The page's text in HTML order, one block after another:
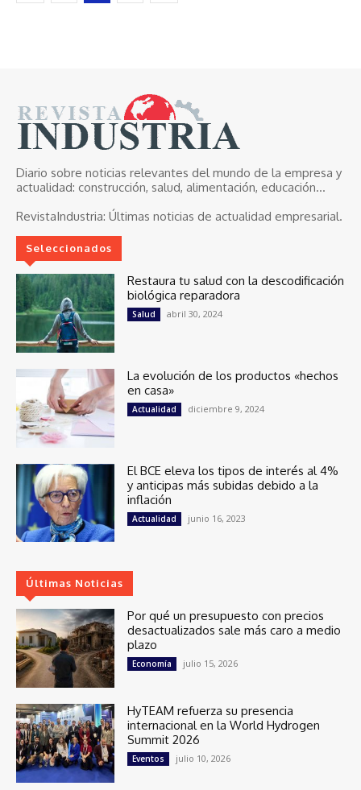
Diario sobre noticias relevantes del mundo de la empresa y
actualidad: construcción, salud, alimentación, educación...
RevistaIndustria: Últimas noticias de actualidad empresarial.
Seleccionados
Restaura tu salud con la descodificación
biológica reparadora
Salud abril 30, 2024
La evolución de los productos «hechos
en casa»
Actualidad diciembre 9, 2024
El BCE eleva los tipos de interés al 4%
y anticipas más subidas debido a la
inflación
Actualidad junio 16, 2023
Últimas Noticias
Por qué un presupuesto con precios
desactualizados sale más caro a medio
plazo
Economía julio 15, 2026
HyTEAM refuerza su presencia
internacional en la World Hydrogen
Summit 2026
Eventos julio 10, 2026